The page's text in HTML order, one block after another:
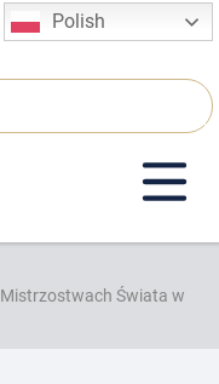
Polish
Mistrzostwach Świata w